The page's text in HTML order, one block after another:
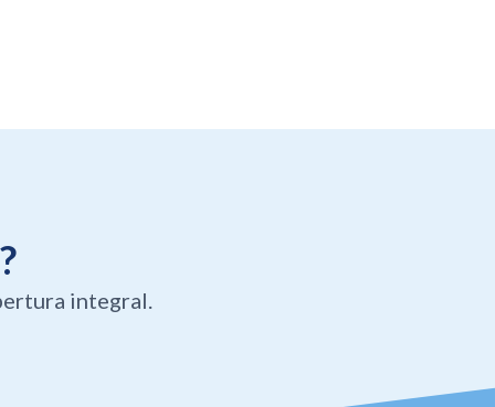
integral.